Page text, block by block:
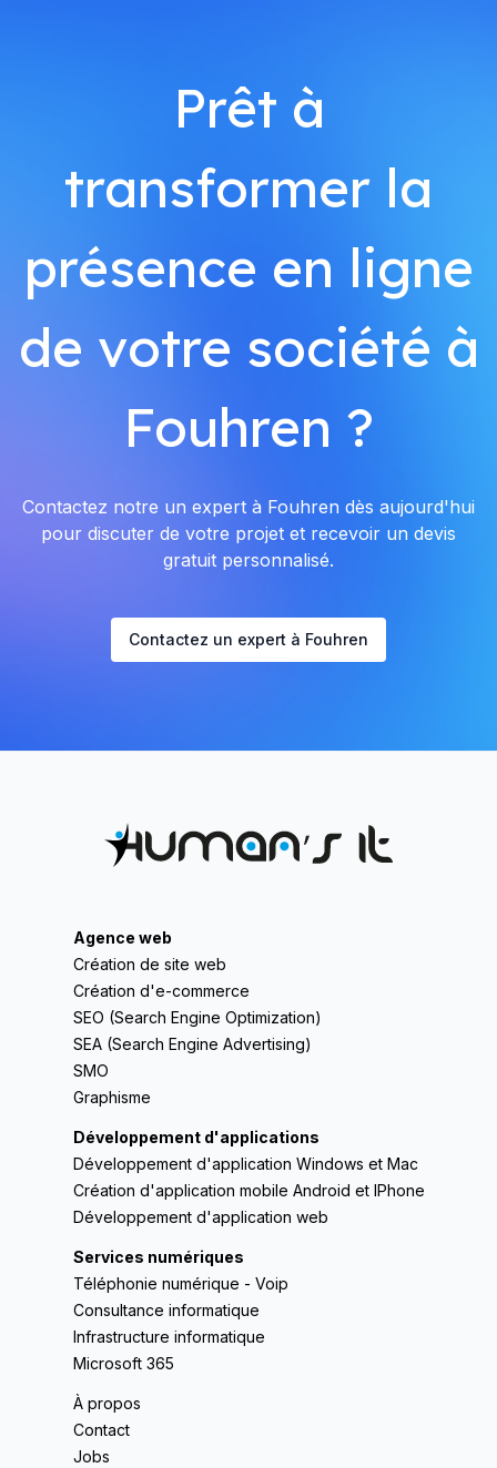
Prêt à
transformer la
présence en ligne
de votre société à
Fouhren ?
Contactez notre un expert à Fouhren dès aujourd'hui
pour discuter de votre projet et recevoir un devis
gratuit personnalisé.
Contactez un expert à Fouhren
Agence web
Création de site web
Création d'e-commerce
SEO (Search Engine Optimization)
SEA (Search Engine Advertising)
SMO
Graphisme
Développement d'applications
Développement d'application Windows et Mac
Création d'application mobile Android et IPhone
Développement d'application web
Services numériques
Téléphonie numérique - Voip
Consultance informatique
Infrastructure informatique
Microsoft 365
À propos
Contact
Jobs